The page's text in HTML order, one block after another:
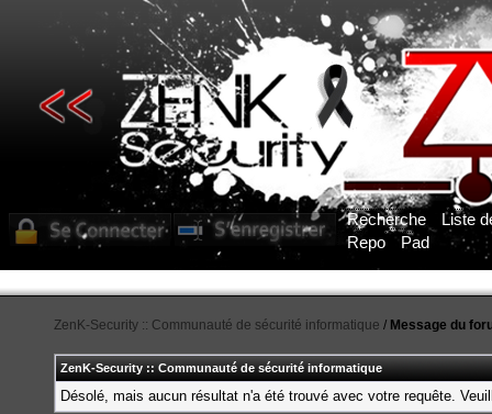
Recherche
Liste
Repo
Pad
ZenK-Security :: Communauté de sécurité informatique / Message du
ZenK-Security :: Communauté de sécurité informatique
Désolé, mais aucun résultat n'a été trouvé avec votre requête.